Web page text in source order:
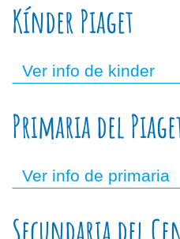
Kínder Piaget
Ver info de kinder
Primaria del
Ver info de primaria
Secundaria del